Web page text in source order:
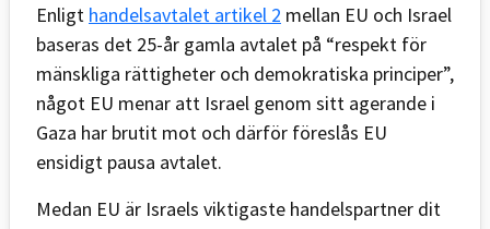
Enligt handelsavtalet artikel 2 mellan EU och Israel
baseras det 25-år gamla avtalet på “respekt för
mänskliga rättigheter och demokratiska principer”,
något EU menar att Israel genom sitt agerande i
Gaza har brutit mot och därför föreslås EU
ensidigt pausa avtalet.
Medan EU är Israels viktigaste handelspartner dit